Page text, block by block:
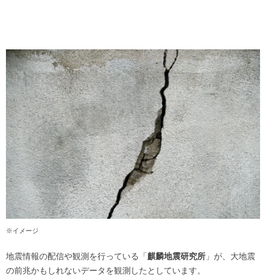
※イメージ
地震情報の配信や観測を行っている「麒麟地震研究所 」が、大地震
の前兆かもしれないデータを観測したとしています。